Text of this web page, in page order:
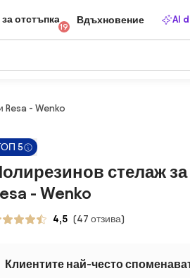
отстъпка
19
Вдъхновение AI
Resa - Wenko
5
стелаж
- Wenko
4,5 (47 отзива)
Клиентите най-често